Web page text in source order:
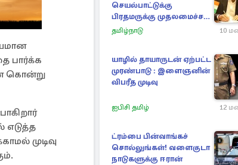
பார்க்க
கொன்று
எடுத்த
முடிவு
செயல்பாட்டுக்கு
பிரதமருக்கு முதலமைச்சர்
கடிதம்
தமிழ்நாடு 10
யாழில் தாயாருடன் ஏற்பட்ட
முரண்பாடு : இளைஞனின்
விபரீத முடிவு
ஐபிசி தமிழ் 12
ட்ரம்பை பின்வாங்கச்
சொல்லுங்கள்! வளைகுடா
நாடுகளுக்கு ஈரான்